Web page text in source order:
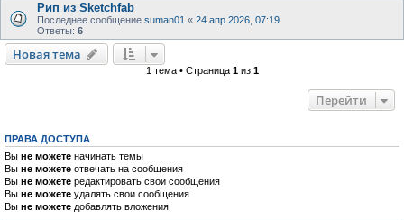
Рип из Sketchfab
Последнее сообщение suman01 « 24 апр 2026, 07:19
Ответы: 6
Новая тема
1 тема • Страница 1из 1
Перейти
ПРАВА ДОСТУПА
Вы не можете начинать темы
Вы не можете отвечать на сообщения
Вы не можете редактировать свои сообщения
Вы не можете удалять свои сообщения
Вы не можете добавлять вложения